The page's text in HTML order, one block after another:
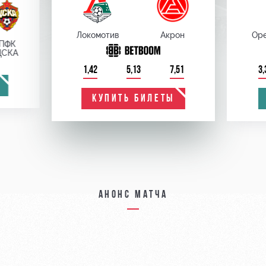
Локомотив Акрон
1,42 5,13 7,51
КУПИТЬ БИЛЕТЫ
Анонс матча